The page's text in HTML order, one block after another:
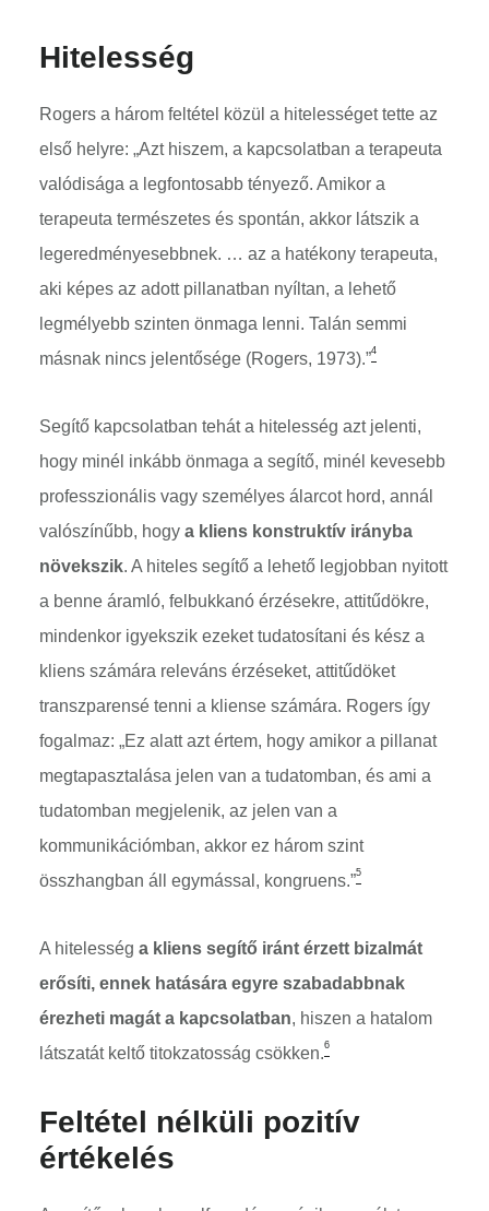
Hitelesség
Rogers a három feltétel közül a hitelességet tette az
első helyre: „Azt hiszem, a kapcsolatban a terapeuta
valódisága a legfontosabb tényező. Amikor a
terapeuta természetes és spontán, akkor látszik a
legeredményesebbnek. … az a hatékony terapeuta,
aki képes az adott pillanatban nyíltan, a lehető
legmélyebb szinten önmaga lenni. Talán semmi
másnak nincs jelentősége (Rogers, 1973).”4
Segítő kapcsolatban tehát a hitelesség azt jelenti,
hogy minél inkább önmaga a segítő, minél kevesebb
professzionális vagy személyes álarcot hord, annál
valószínűbb, hogy a kliens konstruktív irányba
növekszik. A hiteles segítő a lehető legjobban nyitott
a benne áramló, felbukkanó érzésekre, attitűdökre,
mindenkor igyekszik ezeket tudatosítani és kész a
kliens számára releváns érzéseket, attitűdöket
transzparensé tenni a kliense számára. Rogers így
fogalmaz: „Ez alatt azt értem, hogy amikor a pillanat
megtapasztalása jelen van a tudatomban, és ami a
tudatomban megjelenik, az jelen van a
kommunikációmban, akkor ez három szint
összhangban áll egymással, kongruens.”5
A hitelesség a kliens segítő iránt érzett bizalmát
erősíti, ennek hatására egyre szabadabbnak
érezheti magát a kapcsolatban, hiszen a hatalom
látszatát keltő titokzatosság csökken.6
Feltétel nélküli pozitív
értékelés